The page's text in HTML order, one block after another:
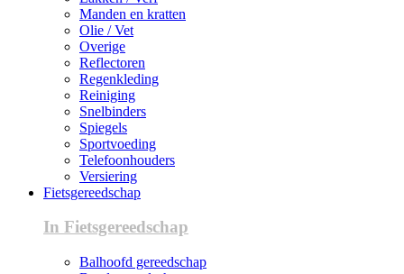
Manden en kratten
Olie / Vet
Overige
Reflectoren
Regenkleding
Reiniging
Snelbinders
Spiegels
Sportvoeding
Telefoonhouders
Versiering
Fietsgereedschap
In Fietsgereedschap
Balhoofd gereedschap